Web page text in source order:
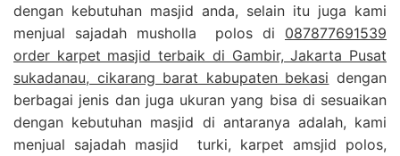
dengan kebutuhan masjid anda, selain itu juga kami
menjual sajadah musholla polos di 087877691539
order karpet masjid terbaik di Gambir, Jakarta Pusat
sukadanau, cikarang barat kabupaten bekasi dengan
berbagai jenis dan juga ukuran yang bisa di sesuaikan
dengan kebutuhan masjid di antaranya adalah, kami
menjual sajadah masjid turki, karpet amsjid polos,